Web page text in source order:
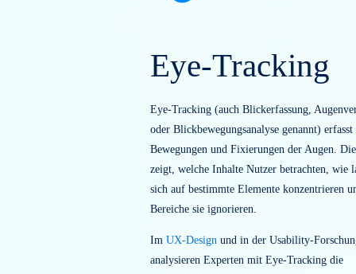
Eye-
Eye-Tracking (auch Blickerfassung,
zeigt, welche Inhalte Nutzer
sich auf bestimmte Elemente